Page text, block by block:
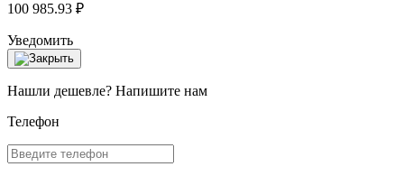
100 985.93 ₽
Уведомить
Нашли дешевле? Напишите нам
Телефон